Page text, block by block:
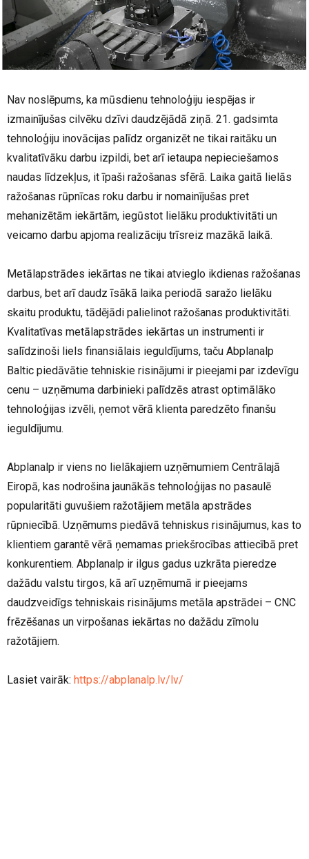
Nav noslēpums, ka mūsdienu tehnoloģiju iespējas ir
izmainījušas cilvēku dzīvi daudzējādā ziņā. 21. gadsimta
tehnoloģiju inovācijas palīdz organizēt ne tikai raitāku un
kvalitatīvāku darbu izpildi, bet arī ietaupa nepieciešamos
naudas līdzekļus, it īpaši ražošanas sfērā. Laika gaitā lielās
ražošanas rūpnīcas roku darbu ir nomainījušas pret
mehanizētām iekārtām, iegūstot lielāku produktivitāti un
veicamo darbu apjoma realizāciju trīsreiz mazākā laikā.
Metālapstrādes iekārtas ne tikai atvieglo ikdienas ražošanas
darbus, bet arī daudz īsākā laika periodā saražo lielāku
skaitu produktu, tādējādi palielinot ražošanas produktivitāti.
Kvalitatīvas metālapstrādes iekārtas un instrumenti ir
salīdzinoši liels finansiālais ieguldījums, taču Abplanalp
Baltic piedāvātie tehniskie risinājumi ir pieejami par izdevīgu
cenu – uzņēmuma darbinieki palīdzēs atrast optimālāko
tehnoloģijas izvēli, ņemot vērā klienta paredzēto finanšu
ieguldījumu.
Abplanalp ir viens no lielākajiem uzņēmumiem Centrālajā
Eiropā, kas nodrošina jaunākās tehnoloģijas no pasaulē
popularitāti guvušiem ražotājiem metāla apstrādes
rūpniecībā. Uzņēmums piedāvā tehniskus risinājumus, kas to
klientiem garantē vērā ņemamas priekšrocības attiecībā pret
konkurentiem. Abplanalp ir ilgus gadus uzkrāta pieredze
dažādu valstu tirgos, kā arī uzņēmumā ir pieejams
daudzveidīgs tehniskais risinājums metāla apstrādei – CNC
frēzēšanas un virpošanas iekārtas no dažādu zīmolu
ražotājiem.
Lasiet vairāk: https://abplanalp.lv/lv/